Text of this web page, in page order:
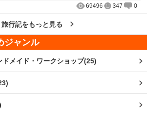
69496
347 0
旅行記をもっと見る
ジャンル
メイド・ワークショップ(25)